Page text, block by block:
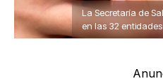
La Secretaría de
en las 32 entidades